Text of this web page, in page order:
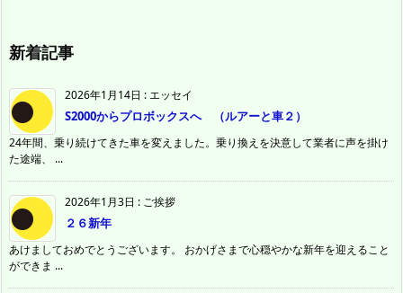
新着記事
2026年1月14日 :エッセイ
S2000からプロボックスへ （ルアーと車２）
24年間、乗り続けてきた車を変えました。乗り換えを決意して業者に声を掛け
た途端、 ...
2026年1月3日 : ご挨拶
２６新年
あけましておめでとうございます。 おかげさまで心穏やかな新年を迎えること
ができま ...